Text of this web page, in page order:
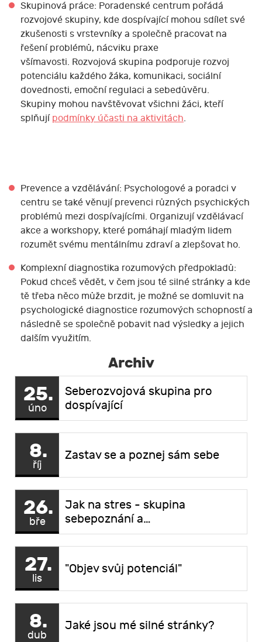
Skupinová práce: Poradenské centrum pořádá
rozvojové skupiny, kde dospívající mohou sdílet své
zkušenosti s vrstevníky a společně pracovat na
řešení problémů, nácviku praxe
všímavosti. Rozvojová skupina podporuje rozvoj
potenciálu každého žáka, komunikaci, sociální
dovednosti, emoční regulaci a sebedůvěru.
Skupiny mohou navštěvovat všichni žáci, kteří
splňují podmínky účasti na aktivitách.
Prevence a vzdělávání: Psychologové a poradci v
centru se také věnují prevenci různých psychických
problémů mezi dospívajícími. Organizují vzdělávací
akce a workshopy, které pomáhají mladým lidem
rozumět svému mentálnímu zdraví a zlepšovat ho.
Komplexní diagnostika rozumových předpokladů:
Pokud chceš vědět, v čem jsou té silné stránky a kde
tě třeba něco může brzdit, je možné se domluvit na
psychologické diagnostice rozumových schopností a
následně se společně pobavit nad výsledky a jejich
dalším využitím.
Archiv
25.
úno
Seberozvojová skupina pro
dospívající
8.
říj
Zastav se a poznej sám sebe
26.
bře
Jak na stres - skupina
sebepoznání a…
27.
lis
"Objev svůj potenciál"
8.
dub
Jaké jsou mé silné stránky?